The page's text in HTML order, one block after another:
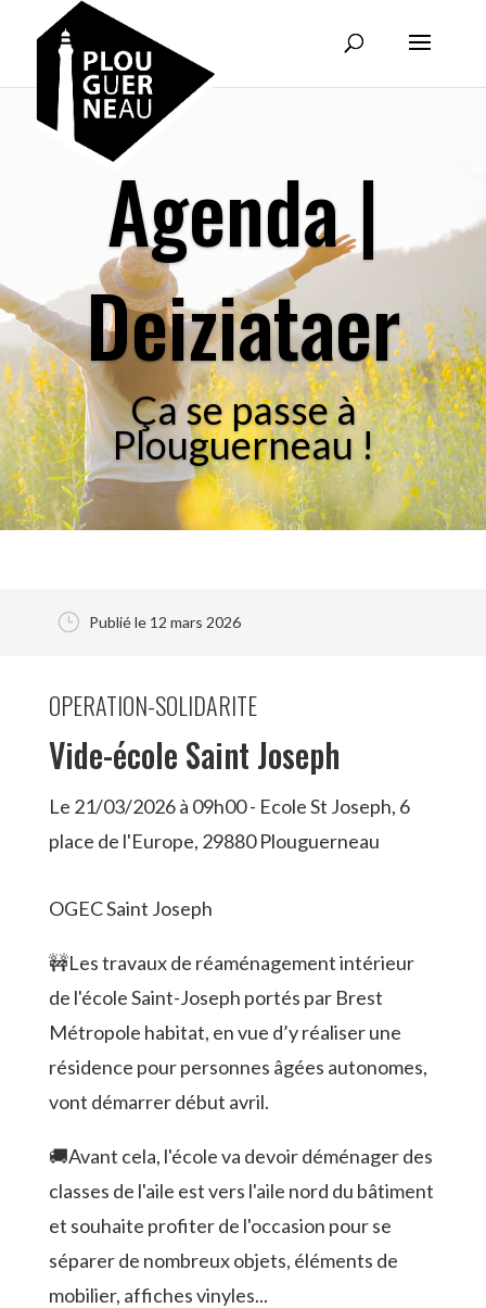
Agenda |
Deiziataer
Ça se passe à
Plouguerneau !
}Publié le 12 mars 2026
OPERATION-SOLIDARITE
Vide-école Saint Joseph
Le 21/03/2026 à 09h00 - Ecole St Joseph, 6
place de l'Europe, 29880 Plouguerneau
OGEC Saint Joseph
🚧Les travaux de réaménagement intérieur
de l'école Saint-Joseph portés par Brest
Métropole habitat, en vue d’y réaliser une
résidence pour personnes âgées autonomes,
vont démarrer début avril.
🚚Avant cela, l'école va devoir déménager des
classes de l'aile est vers l'aile nord du bâtiment
et souhaite profiter de l'occasion pour se
séparer de nombreux objets, éléments de
mobilier, affiches vinyles...